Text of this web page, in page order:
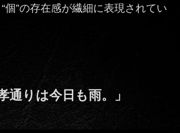
個”の存在感が繊細に表現されてい
通りは今日も雨。」